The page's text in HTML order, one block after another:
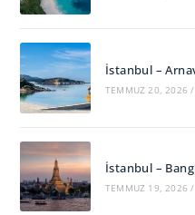
İstanbul –
TEMMUZ 20, 2026 /
İstanbul –
TEMMUZ 19, 2026 /